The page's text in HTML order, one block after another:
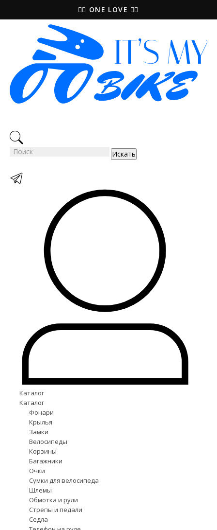
🚵‍♀️ ONE LOVE 🚴‍♀️
Искать
Каталог
Каталог
Фонари
Крылья
Замки
Велосипеды
Корзины
Багажники
Очки
Сумки для велосипеда
Шлемы
Обмотка и рули
Стрепы и педали
Седла